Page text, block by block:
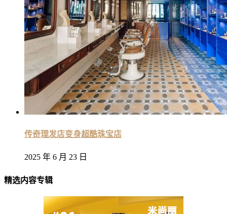
传奇理发店变身超酷珠宝店
2025 年 6 月 23 日
精选内容专辑